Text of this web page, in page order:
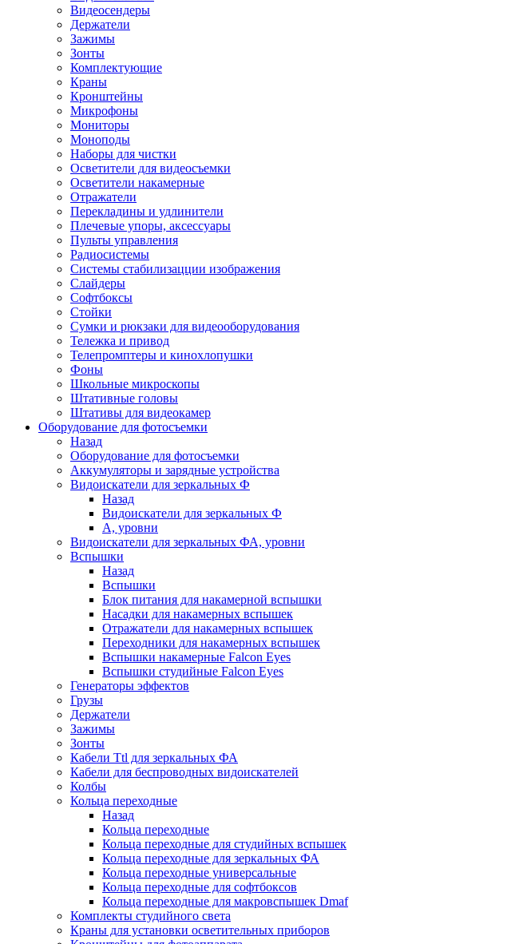
Видеосендеры
Держатели
Зажимы
Зонты
Комплектующие
Краны
Кронштейны
Микрофоны
Мониторы
Моноподы
Наборы для чистки
Осветители для видеосъемки
Осветители накамерные
Отражатели
Перекладины и удлинители
Плечевые упоры, аксессуары
Пульты управления
Радиосистемы
Системы стабилизацции изображения
Слайдеры
Софтбоксы
Стойки
Сумки и рюкзаки для видеооборудования
Тележка и привод
Телепромптеры и кинохлопушки
Фоны
Школьные микроскопы
Штативные головы
Штативы для видеокамер
Оборудование для фотосъемки
Назад
Оборудование для фотосъемки
Аккумуляторы и зарядные устройства
Видоискатели для зеркальных Ф
Назад
Видоискатели для зеркальных Ф
А, уровни
Видоискатели для зеркальных ФА, уровни
Вспышки
Назад
Вспышки
Блок питания для накамерной вспышки
Насадки для накамерных вспышек
Отражатели для накамерных вспышек
Переходники для накамерных вспышек
Вспышки накамерные Falcon Eyes
Вспышки студийные Falcon Eyes
Генераторы эффектов
Грузы
Держатели
Зажимы
Зонты
Кабели Ttl для зеркальных ФА
Кабели для беспроводных видоискателей
Колбы
Кольца переходные
Назад
Кольца переходные
Кольца переходные для студийных вспышек
Кольца переходные для зеркальных ФА
Кольца переходные универсальные
Кольца переходные для софтбоксов
Кольца переходные для макровспышек Dmaf
Комплекты студийного света
Краны для установки осветительных приборов